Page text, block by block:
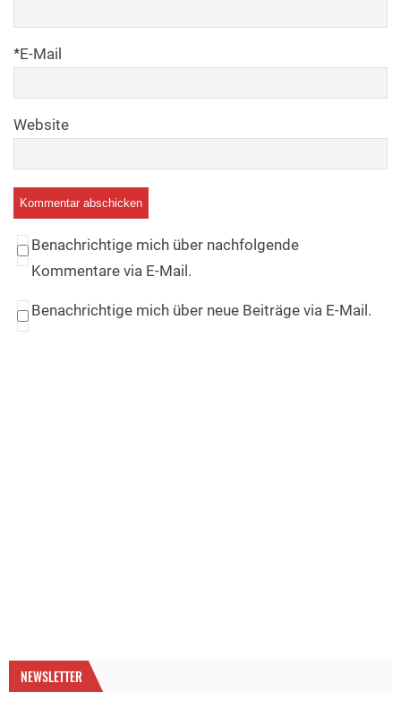
E-Mail
*
Website
Benachrichtige mich über nachfolgende
Kommentare via E-Mail.
Benachrichtige mich über neue Beiträge via E-Mail.
NEWSLETTER